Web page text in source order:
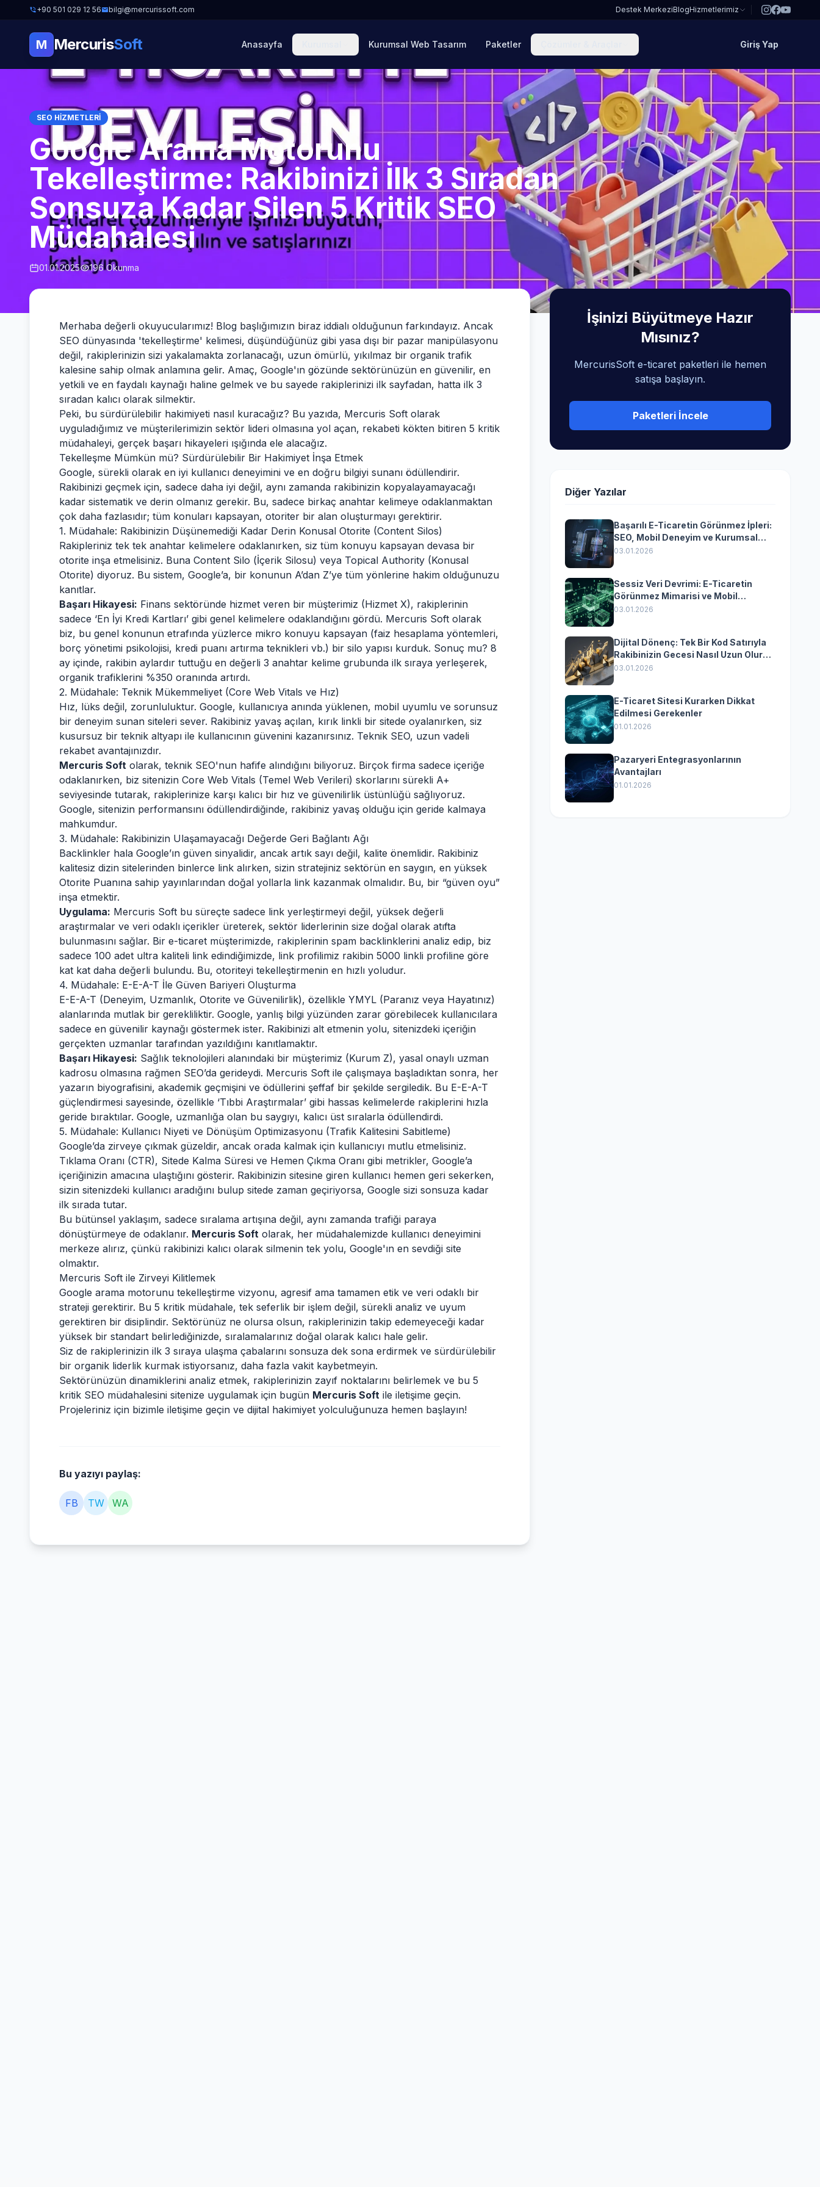
+90 501 029 12 56 bilgi@mercurissoft.com Destek MerkeziBlogHizmetlerimiz
M MercurisSoft Anasayfa Kurumsal Web Tasarım Paketler Giriş Yap
SEO HIZMETLERI
Google Arama Motorunu
Tekelleştirme: Rakibinizi İlk 3 Sıradan
Sonsuza Kadar Silen 5 Kritik SEO
Müdahalesi
01.01.2025 196 Okunma
Merhaba değerli okuyucularımız! Blog başlığımızın biraz iddialı olduğunun farkındayız. Ancak
SEO dünyasında 'tekelleştirme' kelimesi, düşündüğünüz gibi yasa dışı bir pazar manipülasyonu
değil, rakiplerinizin sizi yakalamakta zorlanacağı, uzun ömürlü, yıkılmaz bir organik trafik
kalesine sahip olmak anlamına gelir. Amaç, Google'ın gözünde sektörünüzün en güvenilir, en
yetkili ve en faydalı kaynağı haline gelmek ve bu sayede rakiplerinizi ilk sayfadan, hatta ilk 3
sıradan kalıcı olarak silmektir.
Peki, bu sürdürülebilir hakimiyeti nasıl kuracağız? Bu yazıda, Mercuris Soft olarak
uyguladığımız ve müşterilerimizin sektör lideri olmasına yol açan, rekabeti kökten bitiren 5 kritik
müdahaleyi, gerçek başarı hikayeleri ışığında ele alacağız.
Tekelleşme Mümkün mü? Sürdürülebilir Bir Hakimiyet İnşa Etmek
Google, sürekli olarak en iyi kullanıcı deneyimini ve en doğru bilgiyi sunanı ödüllendirir.
Rakibinizi geçmek için, sadece daha iyi değil, aynı zamanda rakibinizin kopyalayamayacağı
kadar sistematik ve derin olmanız gerekir. Bu, sadece birkaç anahtar kelimeye odaklanmaktan
çok daha fazlasıdır; tüm konuları kapsayan, otoriter bir alan oluşturmayı gerektirir.
1. Müdahale: Rakibinizin Düşünemediği Kadar Derin Konusal Otorite (Content Silos)
Rakipleriniz tek tek anahtar kelimelere odaklanırken, siz tüm konuyu kapsayan devasa bir
otorite inşa etmelisiniz. Buna Content Silo (İçerik Silosu) veya Topical Authority (Konusal
Otorite) diyoruz. Bu sistem, Google’a, bir konunun A’dan Z’ye tüm yönlerine hakim olduğunuzu
kanıtlar.
Başarı Hikayesi: Finans sektöründe hizmet veren bir müşterimiz (Hizmet X), rakiplerinin
sadece ‘En İyi Kredi Kartları’ gibi genel kelimelere odaklandığını gördü. Mercuris Soft olarak
biz, bu genel konunun etrafında yüzlerce mikro konuyu kapsayan (faiz hesaplama yöntemleri,
borç yönetimi psikolojisi, kredi puanı artırma teknikleri vb.) bir silo yapısı kurduk. Sonuç mu? 8
ay içinde, rakibin aylardır tuttuğu en değerli 3 anahtar kelime grubunda ilk sıraya yerleşerek,
organik trafiklerini %350 oranında artırdı.
2. Müdahale: Teknik Mükemmeliyet (Core Web Vitals ve Hız)
Hız, lüks değil, zorunluluktur. Google, kullanıcıya anında yüklenen, mobil uyumlu ve sorunsuz
bir deneyim sunan siteleri sever. Rakibiniz yavaş açılan, kırık linkli bir sitede oyalanırken, siz
kusursuz bir teknik altyapı ile kullanıcının güvenini kazanırsınız. Teknik SEO, uzun vadeli
rekabet avantajınızdır.
Mercuris Soft olarak, teknik SEO'nun hafife alındığını biliyoruz. Birçok firma sadece içeriğe
odaklanırken, biz sitenizin Core Web Vitals (Temel Web Verileri) skorlarını sürekli A+
seviyesinde tutarak, rakiplerinize karşı kalıcı bir hız ve güvenilirlik üstünlüğü sağlıyoruz.
Google, sitenizin performansını ödüllendirdiğinde, rakibiniz yavaş olduğu için geride kalmaya
mahkumdur.
3. Müdahale: Rakibinizin Ulaşamayacağı Değerde Geri Bağlantı Ağı
Backlinkler hala Google’ın güven sinyalidir, ancak artık sayı değil, kalite önemlidir. Rakibiniz
kalitesiz dizin sitelerinden binlerce link alırken, sizin stratejiniz sektörün en saygın, en yüksek
Otorite Puanına sahip yayınlarından doğal yollarla link kazanmak olmalıdır. Bu, bir “güven oyu”
inşa etmektir.
Uygulama: Mercuris Soft bu süreçte sadece link yerleştirmeyi değil, yüksek değerli
araştırmalar ve veri odaklı içerikler üreterek, sektör liderlerinin size doğal olarak atıfta
bulunmasını sağlar. Bir e-ticaret müşterimizde, rakiplerinin spam backlinklerini analiz edip, biz
sadece 100 adet ultra kaliteli link edindiğimizde, link profilimiz rakibin 5000 linkli profiline göre
kat kat daha değerli bulundu. Bu, otoriteyi tekelleştirmenin en hızlı yoludur.
4. Müdahale: E-E-A-T İle Güven Bariyeri Oluşturma
E-E-A-T (Deneyim, Uzmanlık, Otorite ve Güvenilirlik), özellikle YMYL (Paranız veya Hayatınız)
alanlarında mutlak bir gerekliliktir. Google, yanlış bilgi yüzünden zarar görebilecek kullanıcılara
sadece en güvenilir kaynağı göstermek ister. Rakibinizi alt etmenin yolu, sitenizdeki içeriğin
gerçekten uzmanlar tarafından yazıldığını kanıtlamaktır.
Başarı Hikayesi: Sağlık teknolojileri alanındaki bir müşterimiz (Kurum Z), yasal onaylı uzman
kadrosu olmasına rağmen SEO’da gerideydi. Mercuris Soft ile çalışmaya başladıktan sonra, her
yazarın biyografisini, akademik geçmişini ve ödüllerini şeffaf bir şekilde sergiledik. Bu E-E-A-T
güçlendirmesi sayesinde, özellikle ‘Tıbbi Araştırmalar’ gibi hassas kelimelerde rakiplerini hızla
geride bıraktılar. Google, uzmanlığa olan bu saygıyı, kalıcı üst sıralarla ödüllendirdi.
5. Müdahale: Kullanıcı Niyeti ve Dönüşüm Optimizasyonu (Trafik Kalitesini Sabitleme)
Google’da zirveye çıkmak güzeldir, ancak orada kalmak için kullanıcıyı mutlu etmelisiniz.
Tıklama Oranı (CTR), Sitede Kalma Süresi ve Hemen Çıkma Oranı gibi metrikler, Google’a
içeriğinizin amacına ulaştığını gösterir. Rakibinizin sitesine giren kullanıcı hemen geri sekerken,
sizin sitenizdeki kullanıcı aradığını bulup sitede zaman geçiriyorsa, Google sizi sonsuza kadar
ilk sırada tutar.
Bu bütünsel yaklaşım, sadece sıralama artışına değil, aynı zamanda trafiği paraya
dönüştürmeye de odaklanır. Mercuris Soft olarak, her müdahalemizde kullanıcı deneyimini
merkeze alırız, çünkü rakibinizi kalıcı olarak silmenin tek yolu, Google'ın en sevdiği site
olmaktır.
Mercuris Soft ile Zirveyi Kilitlemek
Google arama motorunu tekelleştirme vizyonu, agresif ama tamamen etik ve veri odaklı bir
strateji gerektirir. Bu 5 kritik müdahale, tek seferlik bir işlem değil, sürekli analiz ve uyum
gerektiren bir disiplindir. Sektörünüz ne olursa olsun, rakiplerinizin takip edemeyeceği kadar
yüksek bir standart belirlediğinizde, sıralamalarınız doğal olarak kalıcı hale gelir.
Siz de rakiplerinizin ilk 3 sıraya ulaşma çabalarını sonsuza dek sona erdirmek ve sürdürülebilir
bir organik liderlik kurmak istiyorsanız, daha fazla vakit kaybetmeyin.
Sektörünüzün dinamiklerini analiz etmek, rakiplerinizin zayıf noktalarını belirlemek ve bu 5
kritik SEO müdahalesini sitenize uygulamak için bugün Mercuris Soft ile iletişime geçin.
Projeleriniz için bizimle iletişime geçin ve dijital hakimiyet yolculuğunuza hemen başlayın!
Bu yazıyı paylaş:
FB TW WA
İşinizi Büyütmeye Hazır
Mısınız?
MercurisSoft e-ticaret paketleri ile hemen
satışa başlayın.
Paketleri İncele
Diğer Yazılar
Başarılı E-Ticaretin Görünmez İpleri:
SEO, Mobil Deneyim ve Kurumsal
Yazılımın Kazandıran
03.01.2026
Sessiz Veri Devrimi: E-Ticaretin
Görünmez Mimarisi ve Mobil
Dönüşümün Kurumsal Anahtarı
03.01.2026
Dijital Dönenç: Tek Bir Kod Satırıyla
Rakibinizin Gecesi Nasıl Uzun Olur?
(Kurumsal Yazılımın Güçlü Rolü)
03.01.2026
E-Ticaret Sitesi Kurarken Dikkat
Edilmesi Gerekenler
01.01.2026
Pazaryeri Entegrasyonlarının
Avantajları
01.01.2026